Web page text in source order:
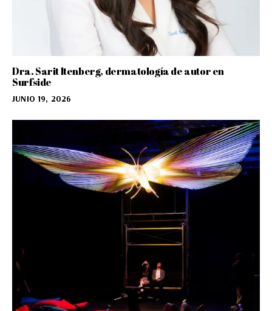
Dra. Sarit Itenberg, dermatología de autor en
Surfside
JUNIO 19, 2026